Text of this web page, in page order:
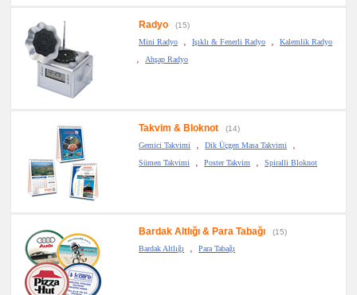
Radyo
(15)
Mini Radyo
, Işıklı & Fenerli Radyo , Kalemlik Radyo
, Ahşap Radyo
Takvim & Bloknot
(14)
Gemici Takvimi
, Dik Üçgen Masa Takvimi ,
Sümen Takvimi , Poster Takvim , Spiralli Bloknot
Bardak Altlığı & Para Tabağı
(15)
Bardak Altlığı
, Para Tabağı